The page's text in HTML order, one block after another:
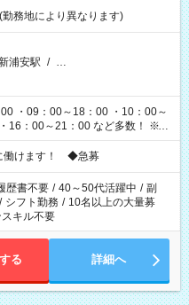
務地により異なります)
浦安駅 / …
・09：00～18：00 ・10：00～
21：00 など多数！ ※お
ます
働けます！ ◆急募
歴書不要 / 40～50代活躍中 / 副
/ シフト勤務 / 10名以上の大量募
キル不要
る 詳細へ